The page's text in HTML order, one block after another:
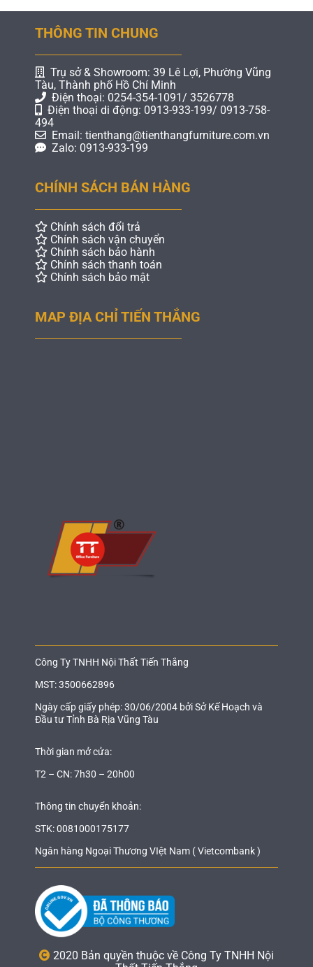
THÔNG TIN CHUNG
Trụ sở & Showroom: 39 Lê Lợi, Phường Vũng
Tàu, Thành phố Hồ Chí Minh
Điện thoại: 0254-354-1091/ 3526778
Điện thoại di động: 0913-933-199/ 0913-758-
494
Email: tienthang@tienthangfurniture.com.vn
Zalo: 0913-933-199
CHÍNH SÁCH BÁN HÀNG
Chính sách đổi trả
Chính sách vận chuyển
Chính sách bảo hành
Chính sách thanh toán
Chính sách bảo mật
MAP ĐỊA CHỈ TIẾN THẮNG
Công Ty TNHH Nội Thất Tiến Thắng
MST: 3500662896
Ngày cấp giấy phép: 30/06/2004 bởi Sở Kế Hoạch và
Đầu tư Tỉnh Bà Rịa Vũng Tàu
Thời gian mở cửa:
T2 – CN: 7h30 – 20h00
Thông tin chuyển khoản:
STK: 0081000175177
Ngân hàng Ngoại Thương VIệt Nam ( Vietcombank )
2020 Bản quyền thuộc về Công Ty TNHH Nội